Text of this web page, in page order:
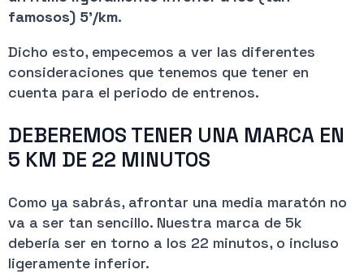
famosos) 5’/km.
Dicho esto, empecemos a ver las diferentes
consideraciones que tenemos que tener en
cuenta para el periodo de entrenos.
DEBEREMOS TENER UNA MARCA EN
5 KM DE 22 MINUTOS
Como ya sabrás, afrontar una media maratón no
va a ser tan sencillo. Nuestra marca de 5k
debería ser en torno a los 22 minutos, o incluso
ligeramente inferior.